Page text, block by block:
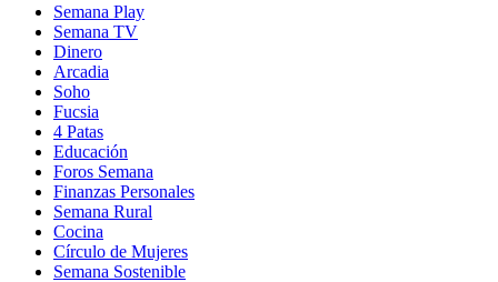
Semana Play
Semana TV
Dinero
Arcadia
Soho
in
new
window
Fucsia
in
new
window
4 Patas
Educación
Foros Semana
Finanzas Personales
Semana Rural
Cocina
Círculo de Mujeres
Semana Sostenible